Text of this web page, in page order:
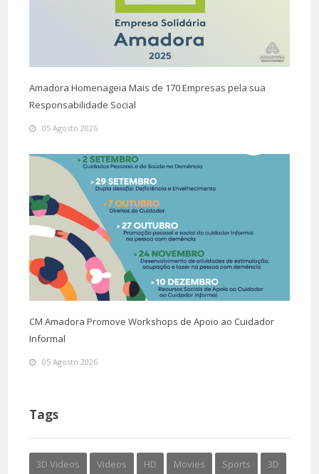
Amadora Homenageia Mais de 170 Empresas pela sua
Responsabilidade Social
05 Agosto 2026
CM Amadora Promove Workshops de Apoio ao Cuidador
Informal
05 Agosto 2026
Tags
3D Videos Videos HD Movies Sports 3D